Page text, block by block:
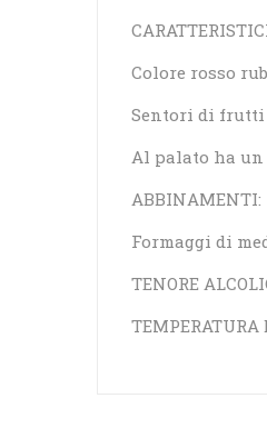
Colore rosso
Sentori di frutti
Al palato ha un
ABBINAMENTI:
Formaggi di
TENORE
TEMPERATURA